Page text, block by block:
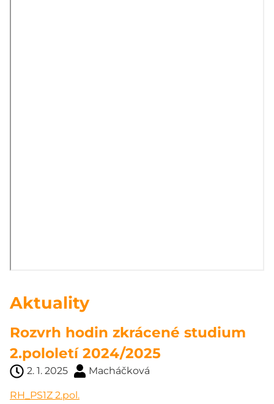
Aktuality
Rozvrh hodin zkrácené studium
2.pololetí 2024/2025
2. 1. 2025 Macháčková
RH_PS1Z 2.pol.